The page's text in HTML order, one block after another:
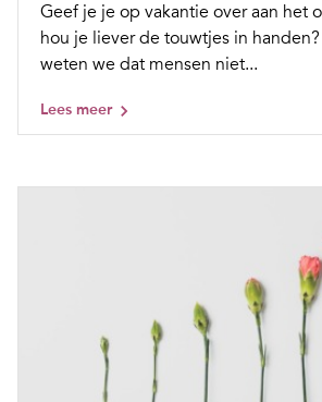
Geef je je op vakantie over aan het
hou je liever de touwtjes in
weten we dat mensen niet...
Lees meer